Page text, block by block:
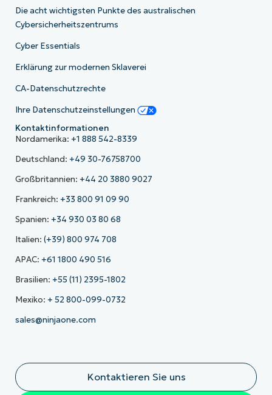
Die acht wichtigsten Punkte des australischen
Cybersicherheitszentrums
Cyber Essentials
Erklärung zur modernen Sklaverei
CA-Datenschutzrechte
Ihre Datenschutzeinstellungen
Kontaktinformationen
Nordamerika: +1 888 542-8339
Deutschland: +49 30-76758700
Großbritannien: +44 20 3880 9027
Frankreich: +33 800 91 09 90
Spanien: +34 930 03 80 68
Italien: (+39) 800 974 708
APAC: +61 1800 490 516
Brasilien: +55 (11) 2395-1802
Mexiko: + 52 800-099-0732
sales@ninjaone.com
Kontaktieren Sie uns